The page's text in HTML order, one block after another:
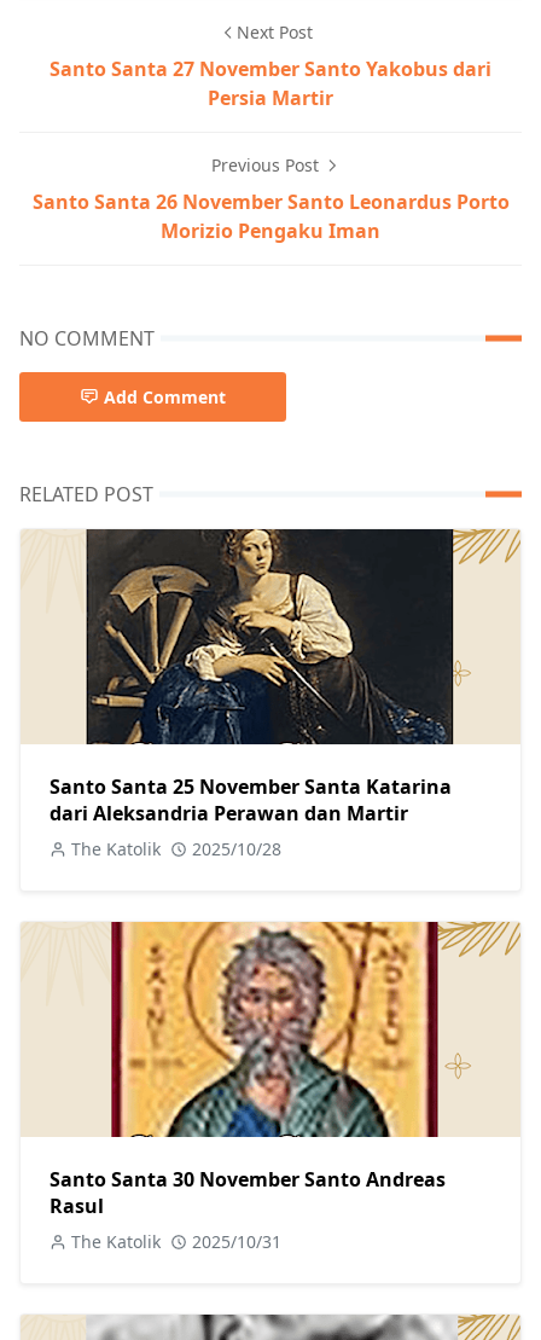
Next Post
Santo Santa 27 November Santo Yakobus dari
Persia Martir
Previous Post
Santo Santa 26 November Santo Leonardus Porto
Morizio Pengaku Iman
NO COMMENT
Add Comment
RELATED POST
Santo Santa 25 November Santa Katarina
dari Aleksandria Perawan dan Martir
The Katolik 2025/10/28
Santo Santa 30 November Santo Andreas
Rasul
The Katolik 2025/10/31